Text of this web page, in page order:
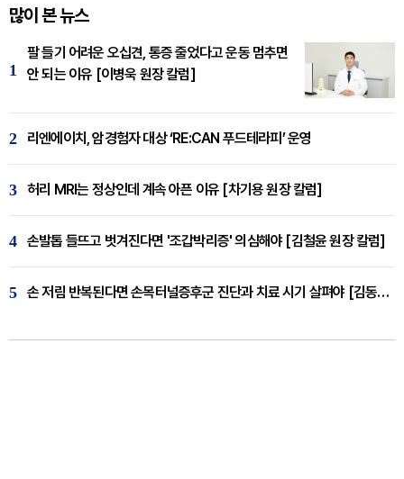
많이 본 뉴스
1
팔 들기 어려운 오십견, 통증 줄었다고 운동 멈추면
안 되는 이유 [이병욱 원장 칼럼]
2 리엔에이치, 암경험자 대상 ‘RE:CAN 푸드테라피’ 운영
3 허리 MRI는 정상인데 계속 아픈 이유 [차기용 원장 칼럼]
4 손발톱 들뜨고 벗겨진다면 '조갑박리증' 의심해야 [김철윤 원장 칼럼]
5 손 저림 반복된다면 손목터널증후군 진단과 치료 시기 살펴야 [김동현 원장 칼럼]